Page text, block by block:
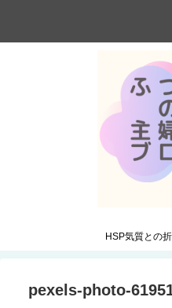
HSP気質との
pexels-photo-